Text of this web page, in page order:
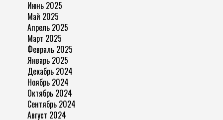
Июнь 2025
Май 2025
Апрель 2025
Март 2025
Февраль 2025
Январь 2025
Декабрь 2024
Ноябрь 2024
Октябрь 2024
Сентябрь 2024
Август 2024